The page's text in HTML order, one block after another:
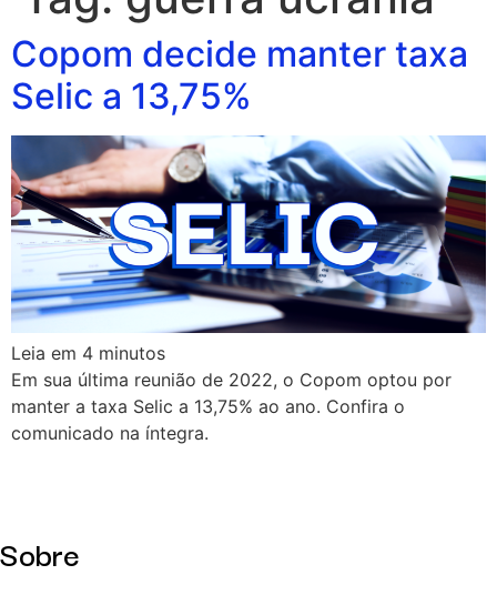
Copom decide manter taxa
Selic a 13,75%
Leia em 4 minutos
Em sua última reunião de 2022, o Copom optou por
manter a taxa Selic a 13,75% ao ano. Confira o
comunicado na íntegra.
Sobre